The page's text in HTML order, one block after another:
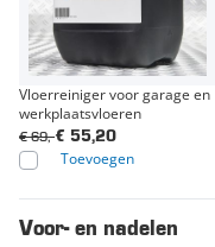
Vloerreiniger voor garage en
werkplaatsvloeren
€ 55,20
€ 69,-
Toevoegen
Voor- en nadelen